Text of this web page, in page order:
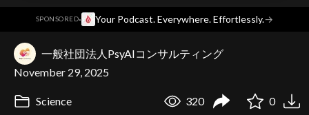
SPONSORED· Your Podcast. Everywhere. Effortlessly.→
一般社団法人PsyAIコンサルティング
November 29, 2025
Science 320 0